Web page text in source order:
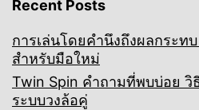
Recent Posts
การเล่นโดยคำนึงถึงผลกระท
สำหรับมือใหม่
Twin Spin คำถามที่พบบ่อย วิ
ระบบวงล้อคู่